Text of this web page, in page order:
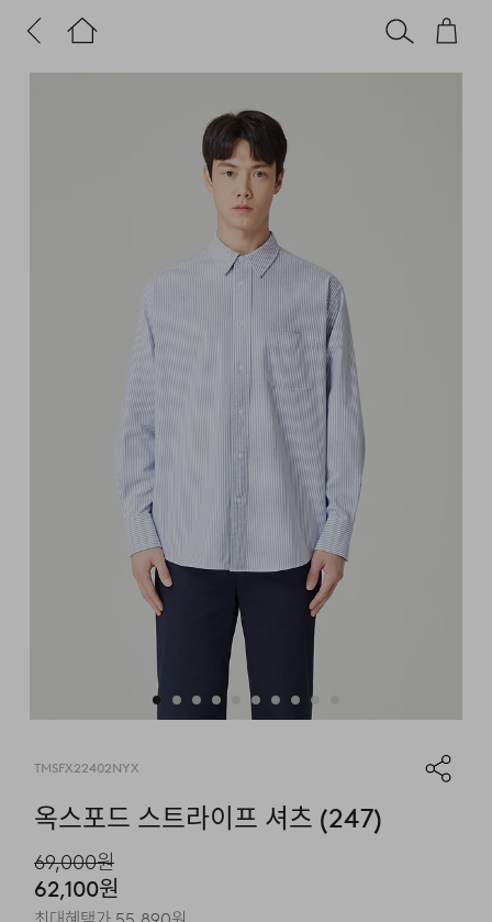
TMSFX22402NYX
옥스포드 스트라이프 셔츠 (247)
62,100원
69,000원